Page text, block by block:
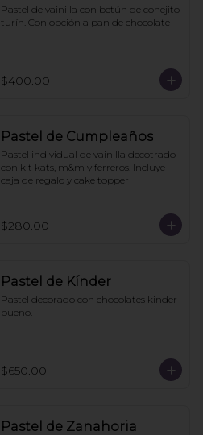
Pastel de vainilla con betún de conejito
turín. Con opción a pan de chocolate
$400.00
Pastel de Cumpleaños
Pastel individual de vainilla decotrado
con kit kats, m&m y ferreros. Incluye
caja de regalo y cake topper
$280.00
Pastel de Kínder
Pastel decorado con chocolates kinder
bueno.
$650.00
Pastel de Zanahoria